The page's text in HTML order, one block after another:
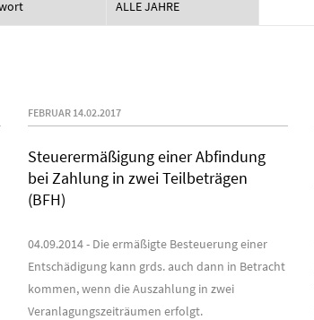
FEBRUAR 14.02.2017
Steuerermäßigung einer Abfindung
bei Zahlung in zwei Teilbeträgen
(BFH)
04.09.2014 - Die ermäßigte Besteuerung einer
Entschädigung kann grds. auch dann in Betracht
kommen, wenn die Auszahlung in zwei
Veranlagungszeiträumen erfolgt.